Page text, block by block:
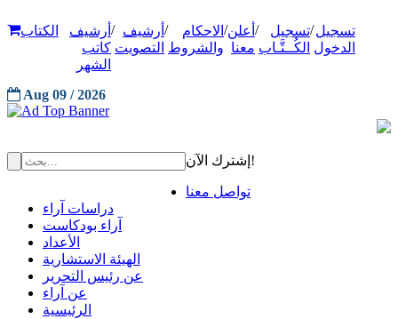
تسجيل
الدخول
/تسجيل
الكُــتَّـاب
/ أعلن
معنا
/ الاحكام
والشروط
/ أرشيف
التصويت
/ أرشيف
كاتب
الشهر
الكتاب
Aug 09 / 2026
إشترك الآن!
تواصل معنا
دراسات آراء
آراء بودكاست
الأعداد
الهيئة الاستشارية
عن رئيس التحرير
عن آراء
الرئيسية